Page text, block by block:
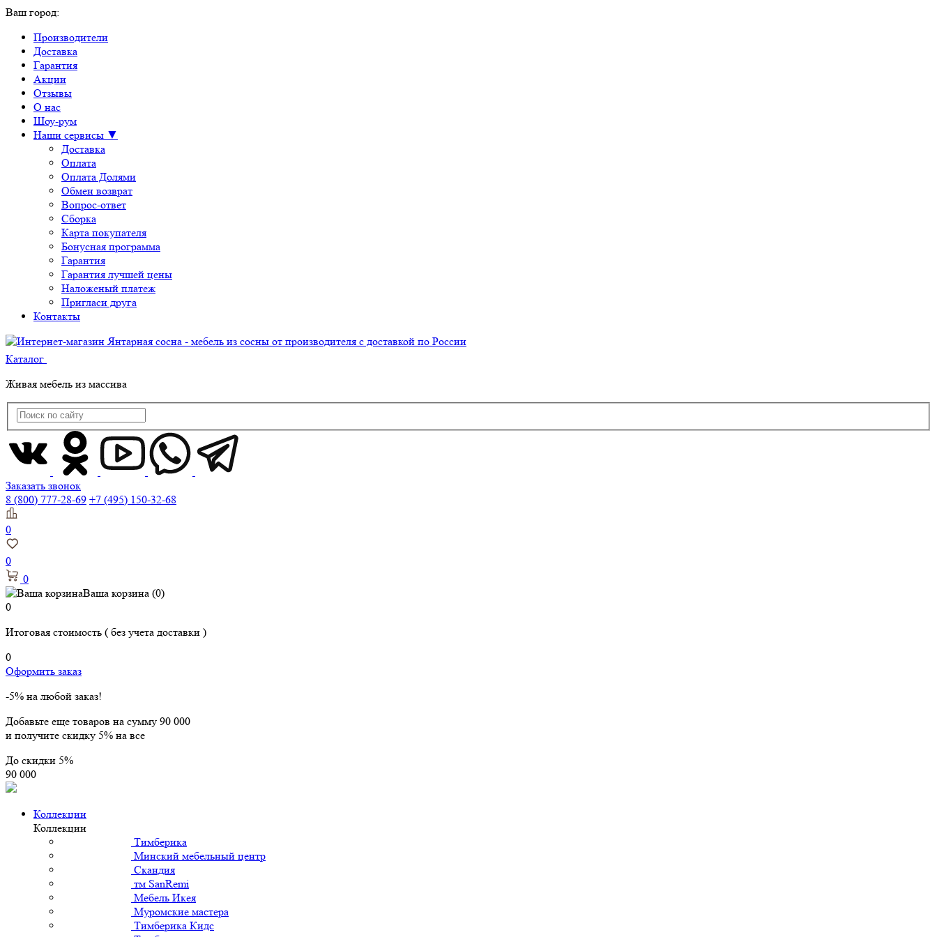
Ваш город:
Производители
Доставка
Гарантия
Акции
Отзывы
О нас
Шоу-рум
Наши сервисы ▼
Доставка
Оплата
Оплата Долями
Обмен возврат
Вопрос-ответ
Сборка
Карта покупателя
Бонусная программа
Гарантия
Гарантия лучшей цены
Наложеный платеж
Пригласи друга
Контакты
Каталог
Живая мебель из массива
Заказать звонок
8 (800) 777-28-69 +7 (495) 150-32-68
0
0
0
Ваша корзина (0)
0
Итоговая стоимость ( без учета доставки )
0
Оформить заказ
-5% на любой заказ!
Добавьте еще товаров на сумму 90 000
и получите скидку 5% на все
До скидки 5%
90 000
Коллекции
Коллекции
Тимберика
Минский мебельный центр
Скандия
тм SanRemi
Мебель Икея
Муромские мастера
Тимберика Кидс